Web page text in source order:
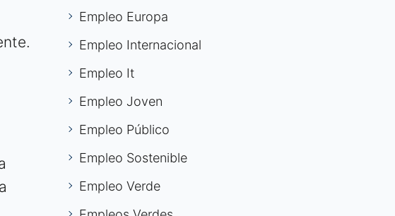
Empleo Europa
Empleo Internacional
Empleo It
Empleo Joven
Empleo Público
Empleo Sostenible
Empleo Verde